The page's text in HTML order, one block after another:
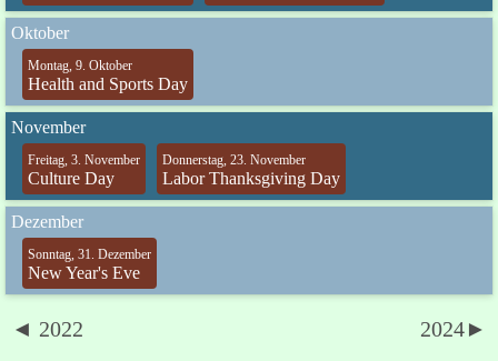
Oktober
Montag, 9. Oktober
Health and Sports Day
November
Freitag, 3. November
Culture Day
Donnerstag, 23. November
Labor Thanksgiving Day
Dezember
Sonntag, 31. Dezember
New Year's Eve
◄ 2022 2024►